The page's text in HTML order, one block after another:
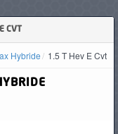
CVT
Hybride 1.5 T Hev E Cvt